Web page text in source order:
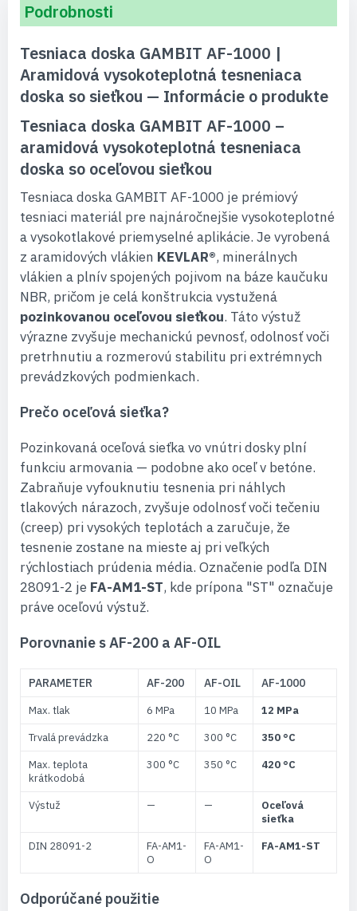
Podrobnosti
Tesniaca doska GAMBIT AF-1000 |
Aramidová vysokoteplotná tesneniaca
doska so sieťkou — Informácie o produkte
Tesniaca doska GAMBIT AF-1000 –
aramidová vysokoteplotná tesneniaca
doska so oceľovou sieťkou
Tesniaca doska GAMBIT AF-1000 je prémiový
tesniaci materiál pre najnáročnejšie vysokoteplotné
a vysokotlakové priemyselné aplikácie. Je vyrobená
z aramidových vlákien KEVLAR®, minerálnych
vlákien a plnív spojených pojivom na báze kaučuku
NBR, pričom je celá konštrukcia vystužená
pozinkovanou oceľovou sieťkou. Táto výstuž
výrazne zvyšuje mechanickú pevnosť, odolnosť voči
pretrhnutiu a rozmerovú stabilitu pri extrémnych
prevádzkových podmienkach.
Prečo oceľová sieťka?
Pozinkovaná oceľová sieťka vo vnútri dosky plní
funkciu armovania — podobne ako oceľ v betóne.
Zabraňuje vyfouknutiu tesnenia pri náhlych
tlakových nárazoch, zvyšuje odolnosť voči tečeniu
(creep) pri vysokých teplotách a zaručuje, že
tesnenie zostane na mieste aj pri veľkých
rýchlostiach prúdenia média. Označenie podľa DIN
28091-2 je FA-AM1-ST, kde prípona "ST" označuje
práve oceľovú výstuž.
Porovnanie s AF-200 a AF-OIL
PARAMETER AF-200 AF-OIL AF-1000
Max. tlak 6 MPa 10 MPa
12 MPa
Trvalá prevádzka
220 °C 300 °C
350 °C
Max. teplota
krátkodobá
300 °C 350 °C 420 °C
Výstuž — —
Oceľová
sieťka
DIN 28091-2
FA-AM1-
O
FA-AM1-
O
FA-AM1-ST
Odporúčané použitie